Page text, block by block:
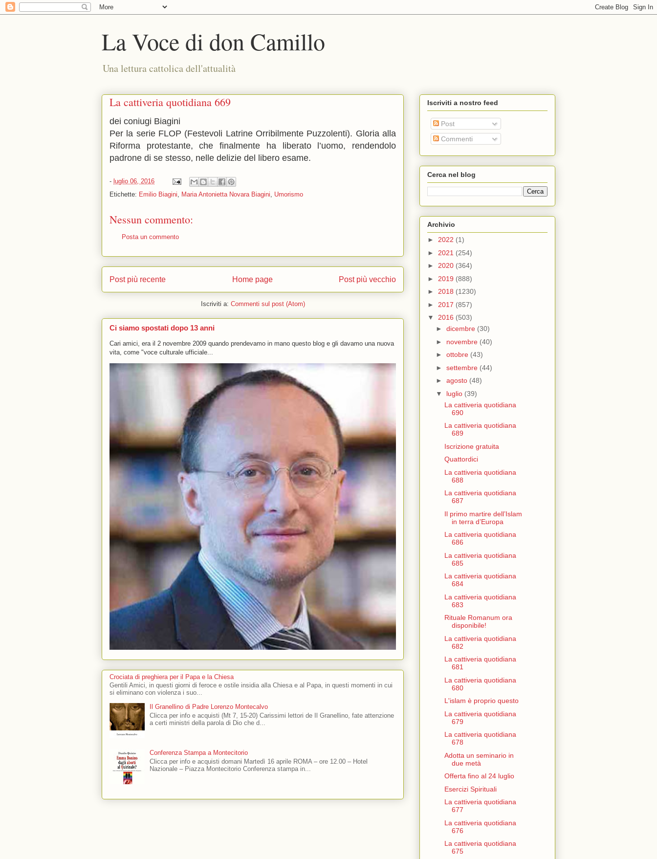
La Voce di don Camillo
Una lettura cattolica dell'attualità
La cattiveria quotidiana 669
dei coniugi Biagini
Per la serie FLOP (Festevoli Latrine Orribilmente Puzzolenti). Gloria alla
Riforma protestante, che finalmente ha liberato l’uomo, rendendolo
padrone di se stesso, nelle delizie del libero esame.
- luglio 06, 2016
Etichette: Emilio Biagini, Maria Antonietta Novara Biagini, Umorismo
Nessun commento:
Posta un commento
Post più recente Post più vecchio
Home page
Iscriviti a: Commenti sul post (Atom)
Ci siamo spostati dopo 13 anni
Cari amici, era il 2 novembre 2009 quando prendevamo in mano questo blog e gli davamo una nuova
vita, come "voce culturale ufficiale...
Crociata di preghiera per il Papa e la Chiesa
Gentili Amici, in questi giorni di feroce e ostile insidia alla Chiesa e al Papa, in questi momenti in cui
si eliminano con violenza i suo...
Il Granellino di Padre Lorenzo Montecalvo
Clicca per info e acquisti (Mt 7, 15-20) Carissimi lettori de Il Granellino, fate attenzione
a certi ministri della parola di Dio che d...
Conferenza Stampa a Montecitorio
Clicca per info e acquisti domani Martedì 16 aprile ROMA – ore 12.00 – Hotel
Nazionale – Piazza Montecitorio Conferenza stampa in...
Iscriviti a nostro feed
Post
Commenti
Cerca nel blog
Archivio
► 2022 (1)
► 2021 (254)
► 2020 (364)
► 2019 (888)
► 2018 (1230)
► 2017 (857)
▼ 2016 (503)
► dicembre (30)
► novembre (40)
► ottobre (43)
► settembre (44)
► agosto (48)
▼ luglio (39)
La cattiveria quotidiana
690
La cattiveria quotidiana
689
Iscrizione gratuita
Quattordici
La cattiveria quotidiana
688
La cattiveria quotidiana
687
Il primo martire dell’Islam
in terra d’Europa
La cattiveria quotidiana
686
La cattiveria quotidiana
685
La cattiveria quotidiana
684
La cattiveria quotidiana
683
Rituale Romanum ora
disponibile!
La cattiveria quotidiana
682
La cattiveria quotidiana
681
La cattiveria quotidiana
680
L'islam è proprio questo
La cattiveria quotidiana
679
La cattiveria quotidiana
678
Adotta un seminario in
due metà
Offerta fino al 24 luglio
Esercizi Spirituali
La cattiveria quotidiana
677
La cattiveria quotidiana
676
La cattiveria quotidiana
675